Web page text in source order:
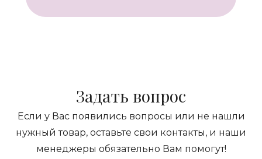
Задать вопрос
Если у Вас появились вопросы или не нашли
нужный товар, оставьте свои контакты, и наши
менеджеры обязательно Вам помогут!